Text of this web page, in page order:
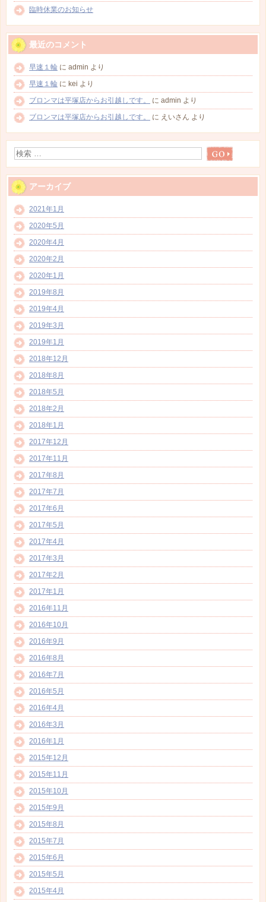
臨時休業のお知らせ
最近のコメント
早速１輪 に admin より
早速１輪 に kei より
ブロンマは平塚店からお引越しです。
に admin より
ブロンマは平塚店からお引越しです。
に えいさん より
アーカイブ
2021年1月
2020年5月
2020年4月
2020年2月
2020年1月
2019年8月
2019年4月
2019年3月
2019年1月
2018年12月
2018年8月
2018年5月
2018年2月
2018年1月
2017年12月
2017年11月
2017年8月
2017年7月
2017年6月
2017年5月
2017年4月
2017年3月
2017年2月
2017年1月
2016年11月
2016年10月
2016年9月
2016年8月
2016年7月
2016年5月
2016年4月
2016年3月
2016年1月
2015年12月
2015年11月
2015年10月
2015年9月
2015年8月
2015年7月
2015年6月
2015年5月
2015年4月